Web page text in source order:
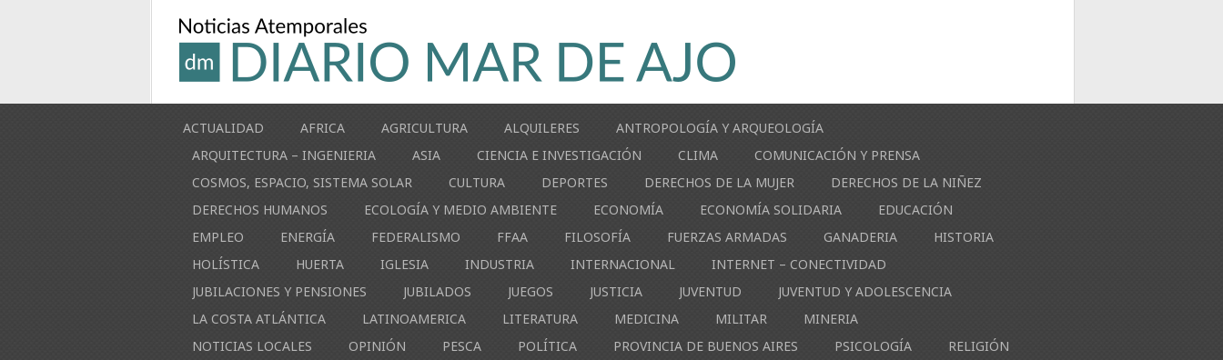
ACTUALIDAD AFRICA AGRICULTURA ALQUILERES
ANTROPOLOGÍA Y ARQUEOLOGÍA
ARQUITECTURA – INGENIERIA
ASIA CIENCIA E INVESTIGACIÓN CLIMA
COMUNICACIÓN Y PRENSA
COSMOS, ESPACIO, SISTEMA SOLAR
CULTURA DEPORTES DERECHOS DE LA MUJER
DERECHOS DE LA NIÑEZ
DERECHOS HUMANOS
ECOLOGÍA Y MEDIO AMBIENTE ECONOMÍA ECONOMÍA SOLIDARIA
EDUCACIÓN
EMPLEO
ENERGÍA FEDERALISMO FFAA FILOSOFÍA FUERZAS ARMADAS GANADERIA
HISTORIA
HOLÍSTICA
HUERTA IGLESIA INDUSTRIA INTERNACIONAL
INTERNET – CONECTIVIDAD
JUBILACIONES Y PENSIONES
JUBILADOS JUEGOS JUSTICIA JUVENTUD
JUVENTUD Y ADOLESCENCIA
LA COSTA ATLÁNTICA
LATINOAMERICA LITERATURA MEDICINA MILITAR
MINERIA
NOTICIAS LOCALES
OPINIÓN PESCA POLÍTICA PROVINCIA DE BUENOS AIRES PSICOLOGÍA
RELIGIÓN